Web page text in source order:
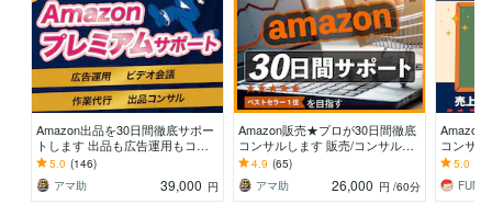
Amazon出品を30日間徹底サポー
トします 出品も広告運用もコン
サルも全て対応！プレミアムサポ
ート
5.0 (146)
アマ助
39,000 円
Amazon販売★プロが30日間徹底
コンサルします 販売/コンサル歴1
4年の実績！アマゾン販売はお任
せください！
4.9 (65)
アマ助
26,000 円 /60分
Amazon
コンサ
丁寧に
級者向け/
5.0